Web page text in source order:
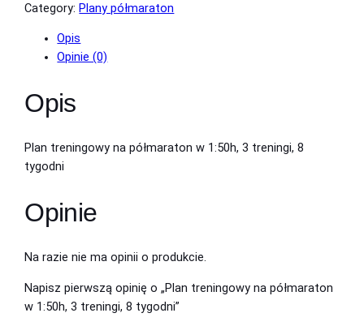
l
l
n
n
o
w
Category: Plany półmaraton
Opis
Opinie (0)
Opis
Plan treningowy na półmaraton w 1:50h, 3 treningi, 8
tygodni
Opinie
Na razie nie ma opinii o produkcie.
Napisz pierwszą opinię o „Plan treningowy na półmaraton
w 1:50h, 3 treningi, 8 tygodni”